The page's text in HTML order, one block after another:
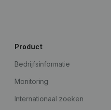
Product
Bedrijfsinformatie
Monitoring
Internationaal zoeken